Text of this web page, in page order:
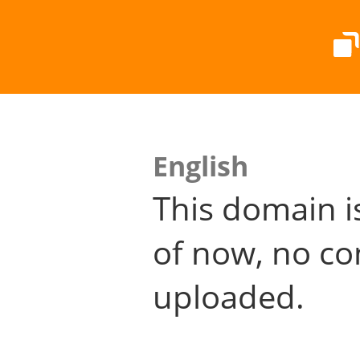
English
This domain
of now, no
uploaded.